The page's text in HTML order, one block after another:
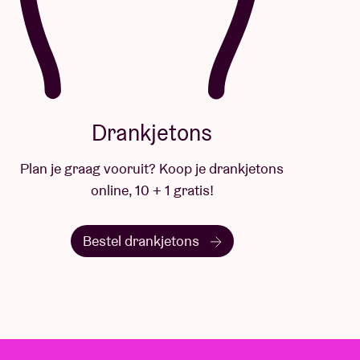
Drankjetons
Plan je graag vooruit? Koop je drankjetons
online, 10 + 1 gratis!
Bestel drankjetons